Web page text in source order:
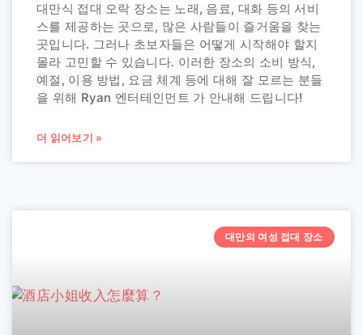
대만식 접대 오락 장소는 노래, 음료, 대화 등의 서비
스를 제공하는 곳으로, 많은 사람들이 즐거움을 찾는
곳입니다. 그러나 초보자들은 어떻게 시작해야 할지
몰라 고민할 수 있습니다. 이러한 장소의 소비 방식,
예절, 이용 방법, 요금 체계 등에 대해 잘 모르는 분들
을 위해 Ryan 엔터테인먼트 가 안내해 드립니다!
더 읽어보기 »
대만의 여성 접대 장소